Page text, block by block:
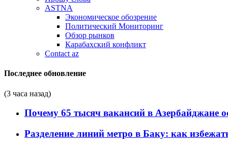
ASTNA
Экономическое обозрение
Политический Мониторинг
Обзор рынков
Карабахский конфликт
Contact az
Последнее обновление
(3 часа назад)
Почему 65 тысяч вакансий в Азербайджане
Разделение линий метро в Баку: как